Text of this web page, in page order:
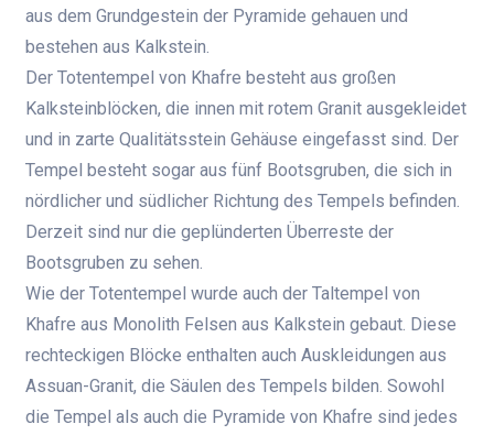
aus dem Grundgestein der Pyramide gehauen und
bestehen aus Kalkstein.
Der Totentempel von Khafre besteht aus großen
Kalksteinblöcken, die innen mit rotem Granit ausgekleidet
und in zarte Qualitätsstein Gehäuse eingefasst sind. Der
Tempel besteht sogar aus fünf Bootsgruben, die sich in
nördlicher und südlicher Richtung des Tempels befinden.
Derzeit sind nur die geplünderten Überreste der
Bootsgruben zu sehen.
Wie der Totentempel wurde auch der Taltempel von
Khafre aus Monolith Felsen aus Kalkstein gebaut. Diese
rechteckigen Blöcke enthalten auch Auskleidungen aus
Assuan-Granit, die Säulen des Tempels bilden. Sowohl
die Tempel als auch die Pyramide von Khafre sind jedes